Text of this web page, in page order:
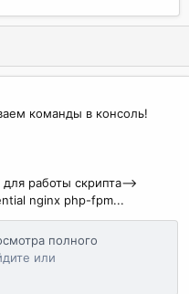
команды в консоль!
работы скрипта-->
nginx php-fpm...
полного
или